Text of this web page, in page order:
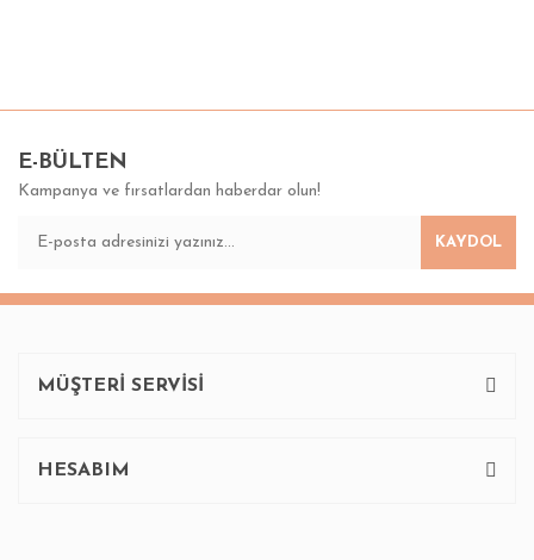
Yorum Yaz
konularda yetersiz gördüğünüz noktaları öneri formunu
Görüş ve önerileriniz için teşekkür ederiz.
Ürün açıklamasında eksik bilgiler bulunuyor.
E-BÜLTEN
Kampanya ve fırsatlardan haberdar olun!
KAYDOL
MÜŞTERİ SERVİSİ
HESABIM